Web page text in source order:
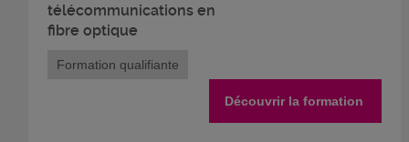
télécommunications en
fibre optique
Formation qualifiante
Découvrir la formation